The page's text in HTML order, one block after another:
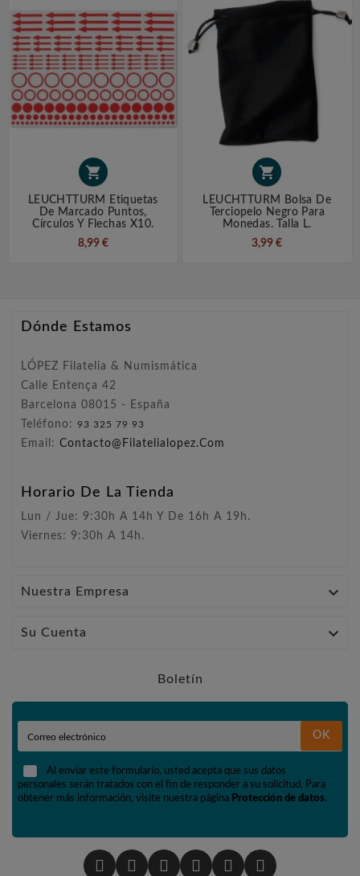

LEUCHTTURM Etiquetas
De Marcado Puntos,
Círculos Y Flechas X10.
8,99 €

LEUCHTTURM Bolsa De
Terciopelo Negro Para
Monedas. Talla L.
3,99 €
Dónde Estamos
LÓPEZ Filatelia & Numismática
Calle Entença 42
Barcelona 08015 - España
Teléfono: 93 325 79 93
Email: Contacto@filatelialopez.com
Horario De La Tienda
Lun / Jue: 9:30h A 14h Y De 16h A 19h.
Viernes: 9:30h A 14h.
Nuestra Empresa 
Su Cuenta 
Boletín
OK
Al enviar este formulario, usted acepta que sus datos
personales serán tratados con el fin de responder a su solicitud. Para
obtener más información, visite nuestra página Protección de datos.